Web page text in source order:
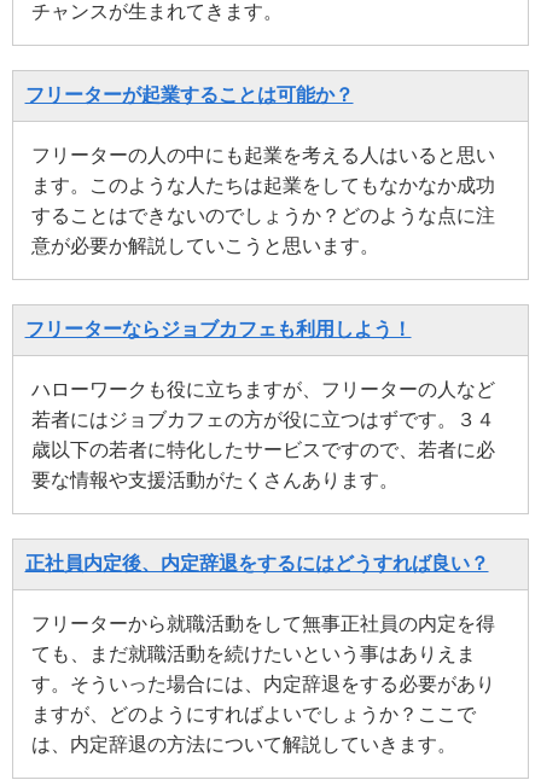
チャンスが生まれてきます。
フリーターが起業することは可能か？
フリーターの人の中にも起業を考える人はいると思い
ます。このような人たちは起業をしてもなかなか成功
することはできないのでしょうか？どのような点に注
意が必要か解説していこうと思います。
フリーターならジョブカフェも利用しよう！
ハローワークも役に立ちますが、フリーターの人など
若者にはジョブカフェの方が役に立つはずです。３４
歳以下の若者に特化したサービスですので、若者に必
要な情報や支援活動がたくさんあります。
正社員内定後、内定辞退をするにはどうすれば良い？
フリーターから就職活動をして無事正社員の内定を得
ても、まだ就職活動を続けたいという事はありえま
す。そういった場合には、内定辞退をする必要があり
ますが、どのようにすればよいでしょうか？ここで
は、内定辞退の方法について解説していきます。